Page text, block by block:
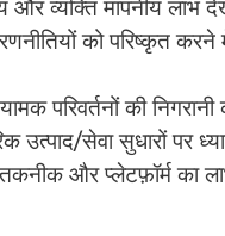
व्यक्ति मापनीय लाभ
को परिष्कृत
परिवर्तनों की
उत्पाद/सेवा सुधारों पर
और प्लेटफ़ॉर्म का